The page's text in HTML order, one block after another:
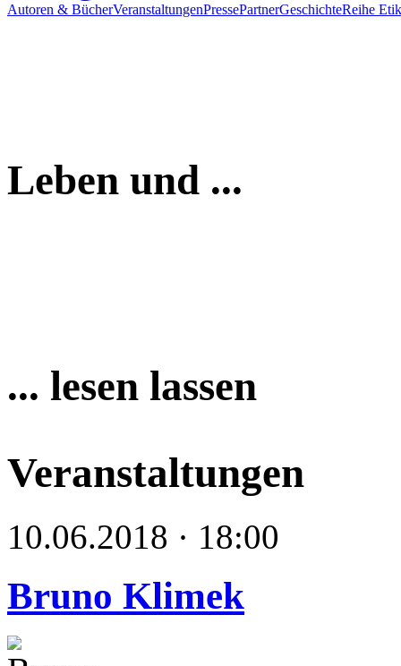
Autoren & BücherVeranstaltungenPressePartnerGeschichteReihe
Leben und ...
... lesen lassen
Veranstaltungen
10.06.2018 · 18:00
Bruno Klimek